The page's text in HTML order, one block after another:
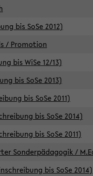
bis SoSe 2012)
/ Promotion
bis WiSe 12/13)
bis SoSe 2013)
bis SoSe 2011)
bis SoSe 2014)
bis SoSe 2011)
Sonderpädagogik /
bis SoSe 2014)